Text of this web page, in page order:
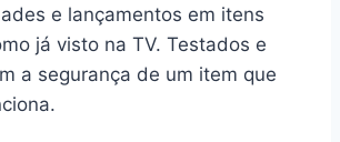
e lançamentos em itens
já visto na TV. Testados e
a segurança de um item que